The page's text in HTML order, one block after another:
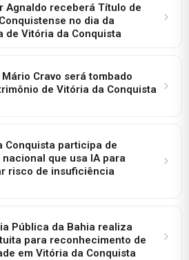
Agnaldo receberá Título de
no dia da
de Vitória da Conquista
Cravo será tombado
de Vitória da Conquista
Conquista participa de
nacional que usa IA para
risco de insuficiência
Pública da Bahia realiza
para reconhecimento de
em Vitória da Conquista